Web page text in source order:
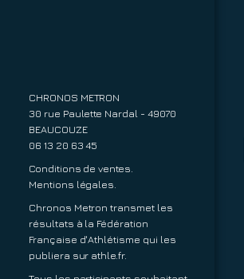
CHRONOS METRON
30 rue Paulette Nardal - 49070
BEAUCOUZE
06 13 20 63 45
Conditions de ventes.
Mentions légales.
Chronos Metron transmet les
résultats à la Fédération
Française d'Athlétisme qui les
publiera sur athle.fr.